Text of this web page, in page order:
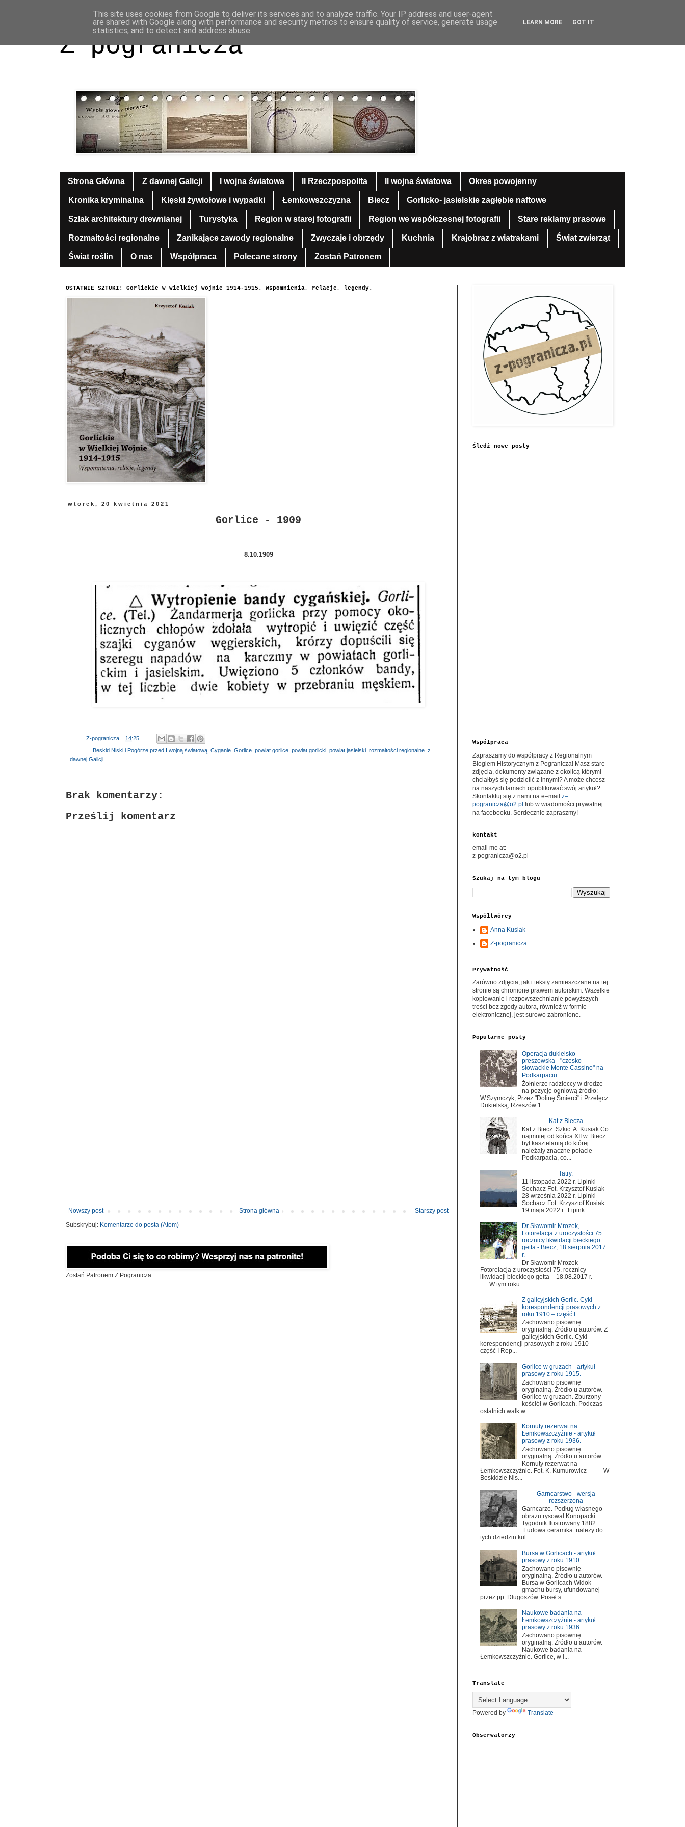
Z pogranicza
Strona Główna Z dawnej Galicji I wojna światowa II Rzeczpospolita II wojna światowa Okres powojenny
Kronika kryminalna Klęski żywiołowe i wypadki Łemkowszczyzna Biecz Gorlicko- jasielskie zagłębie naftowe
Szlak architektury drewnianej Turystyka Region w starej fotografii Region we współczesnej fotografii Stare reklamy prasowe
Rozmaitości regionalne Zanikające zawody regionalne Zwyczaje i obrzędy Kuchnia Krajobraz z wiatrakami Świat zwierząt
Świat roślin O nas Współpraca Polecane strony Zostań Patronem
OSTATNIE SZTUKI! Gorlickie w Wielkiej Wojnie 1914-1915. Wspomnienia, relacje, legendy.
wtorek, 20 kwietnia 2021
Gorlice - 1909
8.10.1909
Z-pogranicza 14:25
Beskid Niski i Pogórze przed I wojną światową Cyganie Gorlice powiat gorlice powiat gorlicki powiat jasielski rozmaitości regionalne z
dawnej Galicji
Brak komentarzy:
Prześlij komentarz
Nowszy post Starszy post
Strona główna
Subskrybuj: Komentarze do posta (Atom)
Zostań Patronem Z Pogranicza
Śledź nowe posty
Współpraca
Zapraszamy do współpracy z Regionalnym
Blogiem Historycznym z Pogranicza! Masz stare
zdjęcia, dokumenty związane z okolicą którymi
chciałbyś się podzielić z innymi? A może chcesz
na naszych łamach opublikować swój artykuł?
Skontaktuj się z nami na e–mail z–
pogranicza@o2.pl
lub w wiadomości prywatnej
na facebooku. Serdecznie zapraszmy!
kontakt
email me at:
z-pogranicza@o2.pl
Szukaj na tym blogu
Współtwórcy
Anna Kusiak
Z-pogranicza
Prywatność
Zarówno zdjęcia, jak i teksty zamieszczane na tej
stronie są chronione prawem autorskim. Wszelkie
kopiowanie i rozpowszechnianie powyższych
treści bez zgody autora, również w formie
elektronicznej, jest surowo zabronione.
Popularne posty
Operacja dukielsko-
preszowska - "czesko-
słowackie Monte Cassino" na
Podkarpaciu
Żołnierze radzieccy w drodze
na pozycję ogniową źródło:
W.Szymczyk, Przez "Dolinę Śmierci" i Przełęcz
Dukielską, Rzeszów 1...
Kat z Biecza
Kat z Biecz. Szkic: A. Kusiak Co
najmniej od końca XII w. Biecz
był kasztelanią do której
należały znaczne połacie
Podkarpacia, co...
Tatry.
11 listopada 2022 r. Lipinki-
Sochacz Fot. Krzysztof Kusiak
28 września 2022 r. Lipinki-
Sochacz Fot. Krzysztof Kusiak
19 maja 2022 r. Lipink...
Dr Sławomir Mrozek,
Fotorelacja z uroczystości 75.
rocznicy likwidacji bieckiego
getta - Biecz, 18 sierpnia 2017
r.
Dr Sławomir Mrozek
Fotorelacja z uroczystości 75. rocznicy
likwidacji bieckiego getta – 18.08.2017 r.
W tym roku ...
Z galicyjskich Gorlic. Cykl
korespondencji prasowych z
roku 1910 – część I.
Zachowano pisownię
oryginalną. Źródło u autorów. Z
galicyjskich Gorlic. Cykl
korespondencji prasowych z roku 1910 –
część I Rep...
Gorlice w gruzach - artykuł
prasowy z roku 1915.
Zachowano pisownię
oryginalną. Źródło u autorów.
Gorlice w gruzach. Zburzony
kościół w Gorlicach. Podczas
ostatnich walk w ...
Kornuty rezerwat na
Łemkowszczyźnie - artykuł
prasowy z roku 1936.
Zachowano pisownię
oryginalną. Źródło u autorów.
Kornuty rezerwat na
Łemkowszczyźnie. Fot. K. Kumurowicz W
Beskidzie Nis...
Garncarstwo - wersja
rozszerzona
Garncarze. Podług własnego
obrazu rysował Konopacki.
Tygodnik Ilustrowany 1882.
Ludowa ceramika należy do
tych dziedzin kul...
Bursa w Gorlicach - artykuł
prasowy z roku 1910.
Zachowano pisownię
oryginalną. Źródło u autorów.
Bursa w Gorlicach Widok
gmachu bursy, ufundowanej
przez pp. Długoszów. Poseł s...
Naukowe badania na
Łemkowszczyźnie - artykuł
prasowy z roku 1936.
Zachowano pisownię
oryginalną. Źródło u autorów.
Naukowe badania na
Łemkowszczyźnie. Gorlice, w l...
Translate
Powered by Translate
Obserwatorzy
This site uses cookies from Google to deliver its services and to analyze traffic. Your IP address and user-agent
are shared with Google along with performance and security metrics to ensure quality of service, generate usage
statistics, and to detect and address abuse.
LEARN MORE GOT IT